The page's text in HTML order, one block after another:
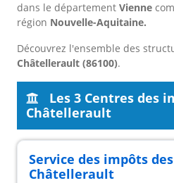
dans le département Vienne
région Nouvelle-Aquitaine.
Découvrez l'ensemble des
Châtellerault (86100).
Les 3 Centres des
Châtellerault
Service des impôts
Châtellerault